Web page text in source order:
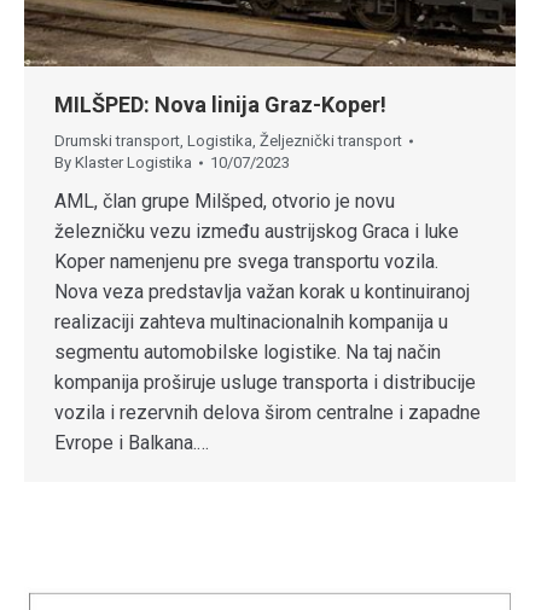
MILŠPED: Nova linija Graz-Koper!
Drumski transport Logistika Željeznički transport
By Klaster Logistika 10/07/2023
AML, član grupe Milšped, otvorio je novu
železničku vezu između austrijskog Graca i luke
Koper namenjenu pre svega transportu vozila.
Nova veza predstavlja važan korak u kontinuiranoj
realizaciji zahteva multinacionalnih kompanija u
segmentu automobilske logistike. Na taj način
kompanija proširuje usluge transporta i distribucije
vozila i rezervnih delova širom centralne i zapadne
Evrope i Balkana.…